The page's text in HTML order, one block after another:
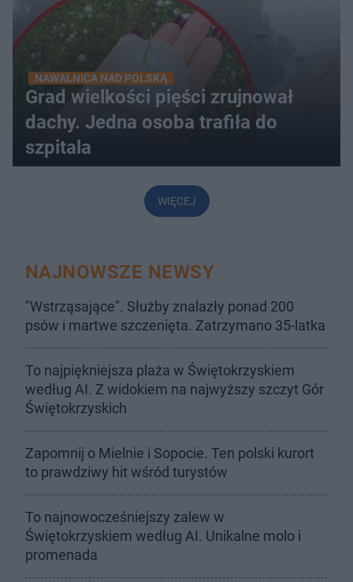
NAWAŁNICA NAD POLSKĄ
Grad wielkości pięści zrujnował
dachy. Jedna osoba trafiła do
szpitala
WIĘCEJ
NAJNOWSZE NEWSY
"Wstrząsające". Służby znalazły ponad 200
psów i martwe szczenięta. Zatrzymano 35-latka
To najpiękniejsza plaża w Świętokrzyskiem
według AI. Z widokiem na najwyższy szczyt Gór
Świętokrzyskich
Zapomnij o Mielnie i Sopocie. Ten polski kurort
to prawdziwy hit wśród turystów
To najnowocześniejszy zalew w
Świętokrzyskiem według AI. Unikalne molo i
promenada